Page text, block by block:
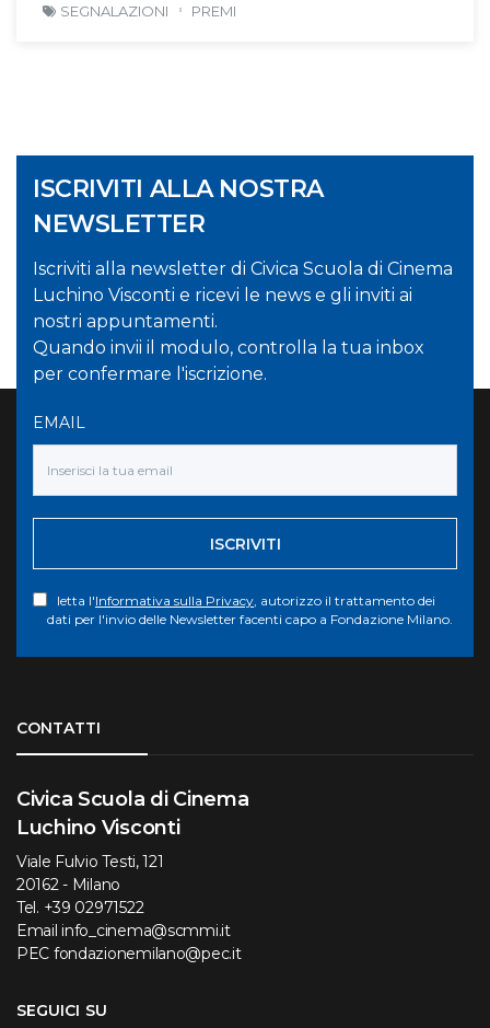
SEGNALAZIONI PREMI
ISCRIVITI ALLA NOSTRA
NEWSLETTER
Iscriviti alla newsletter di Civica Scuola di Cinema
Luchino Visconti e ricevi le news e gli inviti ai
nostri appuntamenti.
Quando invii il modulo, controlla la tua inbox
per confermare l'iscrizione.
EMAIL
ISCRIVITI
letta l'Informativa sulla Privacy, autorizzo il trattamento dei
dati per l'invio delle Newsletter facenti capo a Fondazione Milano.
CONTATTI
Civica Scuola di Cinema
Luchino Visconti
Viale Fulvio Testi, 121
20162 - Milano
Tel. +39 02971522
Email info_cinema@scmmi.it
PEC fondazionemilano@pec.it
SEGUICI SU